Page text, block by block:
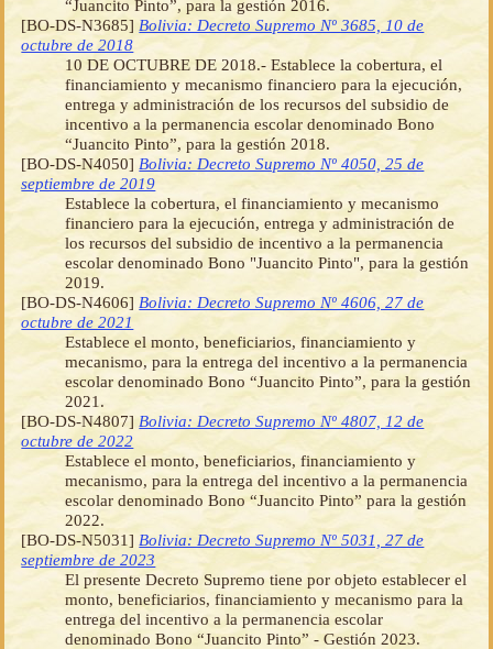
“Juancito Pinto”, para la gestión 2016.
[BO-DS-N3685] Bolivia: Decreto Supremo Nº 3685, 10 de
octubre de 2018
10 DE OCTUBRE DE 2018.- Establece la cobertura, el
financiamiento y mecanismo financiero para la ejecución,
entrega y administración de los recursos del subsidio de
incentivo a la permanencia escolar denominado Bono
“Juancito Pinto”, para la gestión 2018.
[BO-DS-N4050] Bolivia: Decreto Supremo Nº 4050, 25 de
septiembre de 2019
Establece la cobertura, el financiamiento y mecanismo
financiero para la ejecución, entrega y administración de
los recursos del subsidio de incentivo a la permanencia
escolar denominado Bono "Juancito Pinto", para la gestión
2019.
[BO-DS-N4606] Bolivia: Decreto Supremo Nº 4606, 27 de
octubre de 2021
Establece el monto, beneficiarios, financiamiento y
mecanismo, para la entrega del incentivo a la permanencia
escolar denominado Bono “Juancito Pinto”, para la gestión
2021.
[BO-DS-N4807]Bolivia: Decreto Supremo Nº 4807, 12 de
octubre de 2022
Establece el monto, beneficiarios, financiamiento y
mecanismo, para la entrega del incentivo a la permanencia
escolar denominado Bono “Juancito Pinto” para la gestión
2022.
[BO-DS-N5031] Bolivia: Decreto Supremo Nº 5031, 27 de
septiembre de 2023
El presente Decreto Supremo tiene por objeto establecer el
monto, beneficiarios, financiamiento y mecanismo para la
entrega del incentivo a la permanencia escolar
denominado Bono “Juancito Pinto” - Gestión 2023.